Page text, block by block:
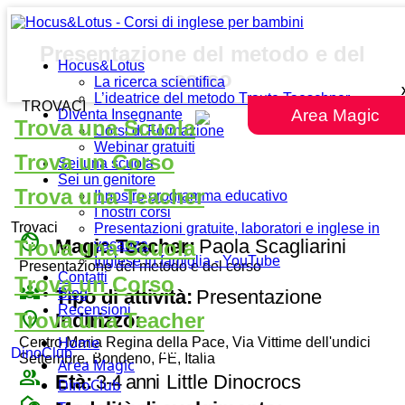
Hocus&Lotus
La ricerca scientifica
L’ideatrice del metodo Traute Taeschner
Diventa Insegnante
Corsi di Formazione
Webinar gratuiti
Sei una scuola
Sei un genitore
Il nostro programma educativo
I nostri corsi
Presentazioni gratuite, laboratori e inglese in
vacanza
Inglese in famiglia - YouTube
Contatti
Blog
Recensioni
Home
Area Magic
DinoClub
Area Magic
TROVACI
Trova una Scuola
Trova un Corso
Trova una Teacher
Trovaci
Trova una Scuola
Trova un Corso
Trova una Teacher
DinoClub
Presentazione del metodo e del
corso
face Magic Teacher: Paola Scagliarini
Presentazione del metodo e del corso
diversity_3 Tipo di attività: Presentazione
place Indirizzo:
Centro Maria Regina della Pace, Via Vittime dell'undici
Settembre, Bondeno, FE, Italia
group Età:3-4 anni Little Dinocrocs